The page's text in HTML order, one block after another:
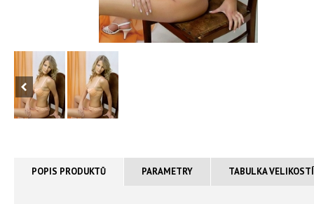
POPIS PRODUKTŮ PARAMETRY TABULKA